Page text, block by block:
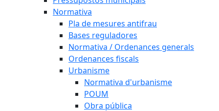
Normativa
Pla de mesures antifrau
Bases reguladores
Normativa / Ordenances generals
Ordenances fiscals
Urbanisme
Normativa d'urbanisme
POUM
Obra pública